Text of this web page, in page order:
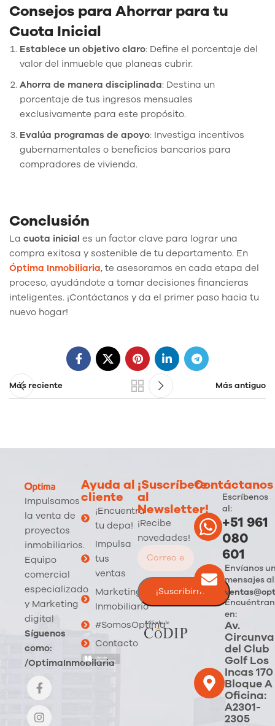
Consejos para Ahorrar para tu
Cuota Inicial
Establece un objetivo claro: Define el porcentaje del
valor del inmueble que planeas cubrir.
Ahorra de manera disciplinada: Destina un
porcentaje de tus ingresos mensuales
exclusivamente para este propósito.
Evalúa programas de apoyo: Investiga incentivos
gubernamentales o beneficios bancarios para
compradores de vivienda.
Conclusión
La cuota inicial es un factor clave para lograr una
compra exitosa y sostenible de tu departamento. En
Óptima Inmobiliaria, te asesoramos en cada etapa del
proceso, ayudándote a tomar decisiones financieras
inteligentes. ¡Contáctanos y da el primer paso hacia tu
nuevo hogar!
Más reciente Más antiguo
Impulsamos
la venta de
proyectos
inmobiliarios.
Equipo
comercial
especializado
y Marketing
digital
Síguenos
como:
/OptimaInmobilaria
Ayuda al
cliente
¡Encuentra
tu depa!
Impulsa
tus
ventas
Marketing
Inmobiliario
#SomosOptima
Contacto
¡Suscríbete
al
Newsletter!
¡Recibe
novedades!
Contáctanos
Escríbenos
al:
+51 961
080
601
Envíanos
mensajes
en:
Av.
del Club
Golf Los
Incas 170
Bloque A
Oficina:
A2301-
2305